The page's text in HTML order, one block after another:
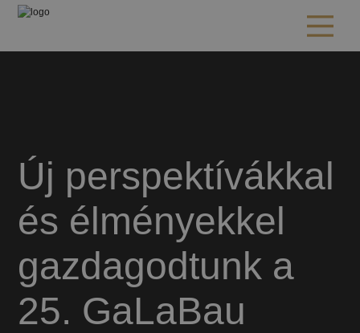
Új perspektívákkal
és élményekkel
gazdagodtunk a
25. GaLaBau